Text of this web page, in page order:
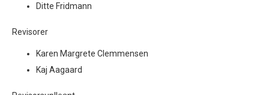
Ditte Fridmann
Revisorer
Karen Margrete Clemmensen
Kaj Aagaard